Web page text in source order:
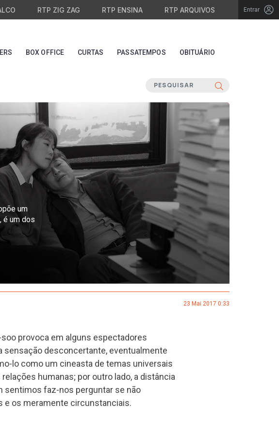
RTP ZIG ZAG RTP ENSINA RTP ARQUIVOS Entrar
BOX OFFICE CURTAS PASSATEMPOS OBITUÁRIO
um
é um dos
23 Mai 2017 0:33
provoca em alguns espectadores
sensação desconcertante, eventualmente
lo como um cineasta de temas universais
humanas; por outro lado, a distância
sentimos faz-nos perguntar se não
os meramente circunstanciais.